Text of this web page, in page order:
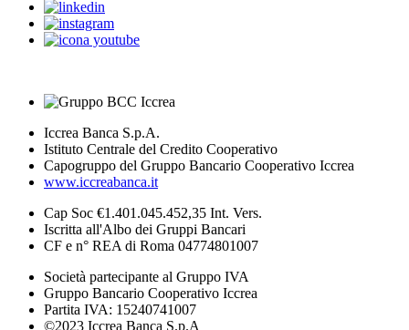
Iccrea Banca S.p.A.
Istituto Centrale del Credito Cooperativo
Capogruppo del Gruppo Bancario Cooperativo Iccrea
www.iccreabanca.it
Cap Soc €1.401.045.452,35 Int. Vers.
Iscritta all'Albo dei Gruppi Bancari
CF e n° REA di Roma 04774801007
Società partecipante al Gruppo IVA
Gruppo Bancario Cooperativo Iccrea
Partita IVA: 15240741007
©2023 Iccrea Banca S.p.A